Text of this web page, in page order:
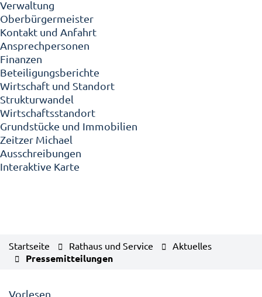
Verwaltung
Oberbürgermeister
Kontakt und Anfahrt
Ansprechpersonen
Finanzen
Beteiligungsberichte
Wirtschaft und Standort
Strukturwandel
Wirtschaftsstandort
Grundstücke und Immobilien
Zeitzer Michael
Ausschreibungen
Interaktive Karte
Startseite Rathaus und Service Aktuelles
Pressemitteilungen
Vorlesen